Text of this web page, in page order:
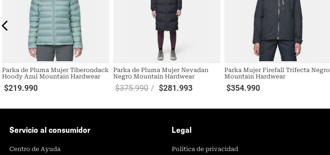
Parka de Pluma Mujer Tiberondack
Hoody Azul Mountain Hardwear
$219.990
Parka de Pluma Mujer Nevadan
Negro Mountain Hardwear
$375.990 $281 .993
Parka Mujer Firefall Trifecta Negro
Mountain Hardwear
$354.990
Servicio al consumidor
Centro de Ayuda
Legal
Política de privacidad